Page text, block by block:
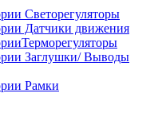
Светорегуляторы
Датчики движения
Терморегуляторы
Заглушки/ Выводы
Рамки